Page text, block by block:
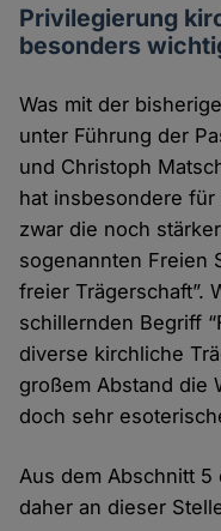
Privilegierung
besonders
Was mit der
unter Führung der
und Christoph
hat insbesondere für
zwar die noch
sogenannten Freien
freier Trägerschaft”.
schillernden Begriff
diverse kirchliche
großem Abstand die
doch sehr
Aus dem Abschnitt
daher an dieser